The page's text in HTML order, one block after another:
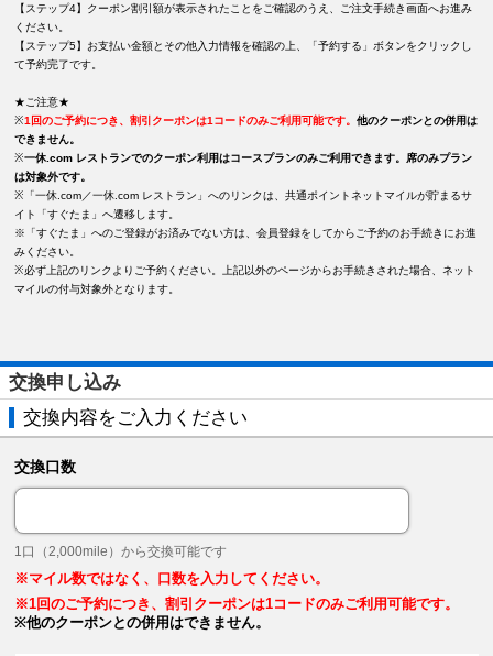
【ステップ4】クーポン割引額が表示されたことをご確認のうえ、ご注文手続き画面へお進み
ください。
【ステップ5】お支払い金額とその他入力情報を確認の上、「予約する」ボタンをクリックし
て予約完了です。
★ご注意★
※1回のご予約につき、割引クーポンは1コードのみご利用可能です。他のクーポンとの併用は
できません。
※一休.com レストランでのクーポン利用はコースプランのみご利用できます。席のみプラン
は対象外です。
※「一休.com／一休.com レストラン」へのリンクは、共通ポイントネットマイルが貯まるサ
イト「すぐたま」へ遷移します。
※「すぐたま」へのご登録がお済みでない方は、会員登録をしてからご予約のお手続きにお進
みください。
※必ず上記のリンクよりご予約ください。上記以外のページからお手続きされた場合、ネット
マイルの付与対象外となります。
交換申し込み
交換内容をご入力ください
交換口数
1口（2,000mile）から交換可能です
※マイル数ではなく、口数を入力してください。
※1回のご予約につき、割引クーポンは1コードのみご利用可能です。
※他のクーポンとの併用はできません。